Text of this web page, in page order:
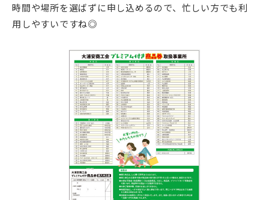
時間や場所を選ばずに申し込めるので、忙しい方でも利
用しやすいですね◎